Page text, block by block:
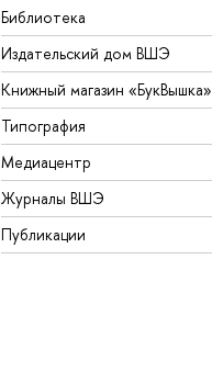
Библиотека
Издательский дом ВШЭ
Книжный магазин «БукВышка»
Типография
Медиацентр
Журналы ВШЭ
Публикации